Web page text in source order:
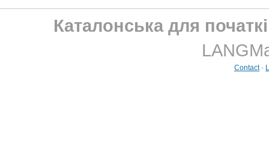
Каталонська для
Contact-